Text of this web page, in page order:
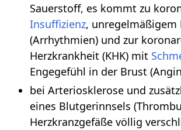
Sauerstoff, es kommt zu
Insuffizienz, unregelmäßigem
(Arrhythmien) und zur
Herzkrankheit (KHK) mit
Engegefühl in der Brust
bei Arteriosklerose und
eines Blutgerinnsels
Herzkranzgefäße völlig